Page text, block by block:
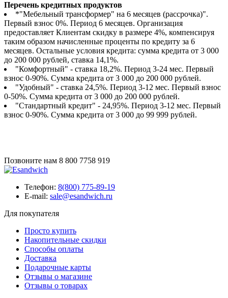
Перечень кредитных продуктов
*"Мебельный трансформер" на 6 месяцев (рассрочка)".
Первый взнос 0%. Период 6 месяцев. Организация
предоставляет Клиентам скидку в размере 4%, компенсируя
таким образом начисленные проценты по кредиту за 6
месяцев. Остальные условия кредита: сумма кредита от 3 000
до 200 000 рублей, ставка 14,1%.
"Комфортный" - ставка 18,2%. Период 3-24 мес. Первый
взнос 0-90%. Сумма кредита от 3 000 до 200 000 рублей.
"Удобный" - ставка 24,5%. Период 3-12 мес. Первый взнос
0-50%. Сумма кредита от 3 000 до 200 000 рублей.
"Стандартный кредит" - 24,95%. Период 3-12 мес. Первый
взнос 0-90%. Сумма кредита от 3 000 до 99 999 рублей.
Позвоните нам 8 800 7758 919
Телефон: 8(800) 775-89-19
E-mail: sale@esandwich.ru
Для покупателя
Просто купить
Накопительные скидки
Способы оплаты
Доставка
Подарочные карты
Отзывы о магазине
Отзывы о товарах